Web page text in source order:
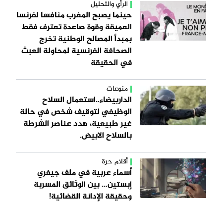
الرأي والتحليل
حينما يصبح المغرب منافسا لفرنسا
العميقة وقوة صاعدة تعترف فقط
بمبدأ المصالح الوطنية تخرج
الصحافة الفرنسية لمحاولة العبث
في الحقيقة
منوعات
الداربيضاء..استعمال السلاح
الوظيفي لتوقيف شخص في حالة
غير طبيعية، هدد عناصر الشرطة
بالسلاح الابيض.
أقلام حرة
أسماء عربية في ملف جيفري
إبستين… بين الوثائق المسربة
وحقيقة الإدانة القضائية!